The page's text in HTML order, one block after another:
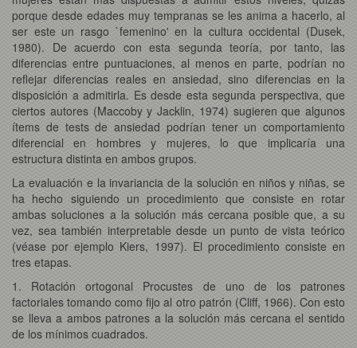
porque desde edades muy tempranas se les anima a hacerlo, al
ser este un rasgo `femenino' en la cultura occidental (Dusek,
1980). De acuerdo con esta segunda teoría, por tanto, las
diferencias entre puntuaciones, al menos en parte, podrían no
reflejar diferencias reales en ansiedad, sino diferencias en la
disposición a admitirla. Es desde esta segunda perspectiva, que
ciertos autores (Maccoby y Jacklin, 1974) sugieren que algunos
ítems de tests de ansiedad podrían tener un comportamiento
diferencial en hombres y mujeres, lo que implicaría una
estructura distinta en ambos grupos.
La evaluación e la invariancia de la solución en niños y niñas, se
ha hecho siguiendo un procedimiento que consiste en rotar
ambas soluciones a la solución más cercana posible que, a su
vez, sea también interpretable desde un punto de vista teórico
(véase por ejemplo Kiers, 1997). El procedimiento consiste en
tres etapas.
1. Rotación ortogonal Procustes de uno de los patrones
factoriales tomando como fijo al otro patrón (Cliff, 1966). Con esto
se lleva a ambos patrones a la solución más cercana el sentido
de los mínimos cuadrados.